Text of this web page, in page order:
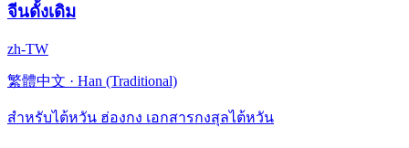
จีนดั้งเดิม
zh-TW
繁體中文 · Han (Traditional)
สำหรับไต้หวัน ฮ่องกง เอกสารกงสุลไต้หวัน